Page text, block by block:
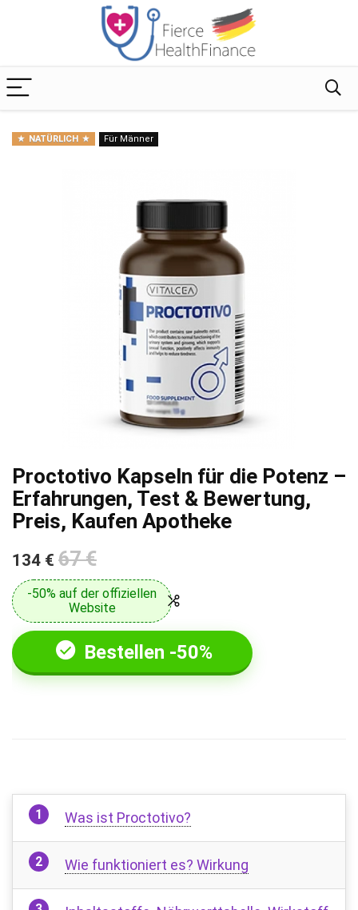
NATÜRLICH Für Männer
Proctotivo Kapseln für die Potenz –
Erfahrungen, Test & Bewertung,
Preis, Kaufen Apotheke
134 € 67 €
-50% auf der offiziellen
Website
Bestellen -50%
Was ist Proctotivo?
Wie funktioniert es? Wirkung